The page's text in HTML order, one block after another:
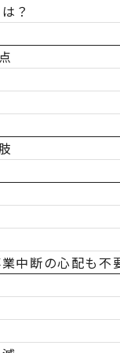
？
中断の心配も不